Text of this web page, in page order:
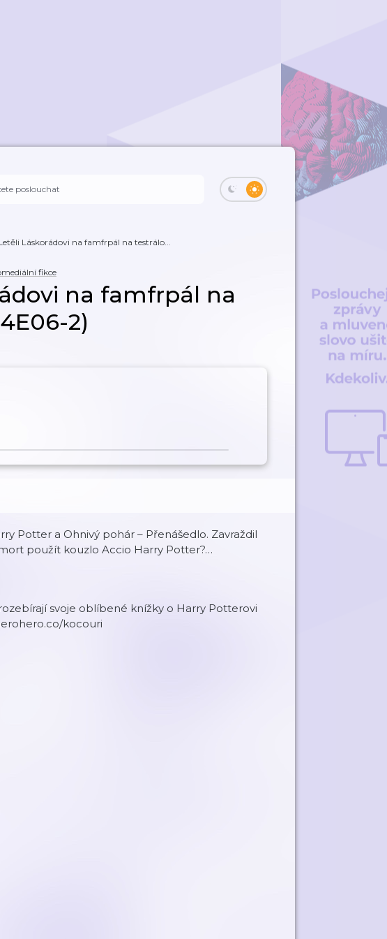
Láskorádovi na famfrpál na testrálo...
fikce
na famfrpál na
2)
Potter a Ohnivý pohár – Přenášedlo. Zavraždil
použít kouzlo Accio Harry Potter?…
svoje oblíbené knížky o Harry Potterovi
kocouri